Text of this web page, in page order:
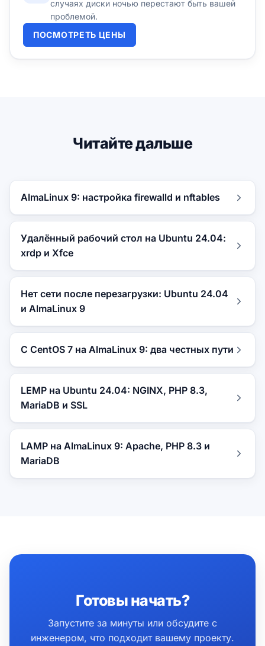
случаях диски ночью перестают быть вашей
проблемой.
ПОСМОТРЕТЬ ЦЕНЫ
Читайте дальше
AlmaLinux 9: настройка firewalld и nftables
Удалённый рабочий стол на Ubuntu 24.04:
xrdp и Xfce
Нет сети после перезагрузки: Ubuntu 24.04
и AlmaLinux 9
С CentOS 7 на AlmaLinux 9: два честных пути
LEMP на Ubuntu 24.04: NGINX, PHP 8.3,
MariaDB и SSL
LAMP на AlmaLinux 9: Apache, PHP 8.3 и
MariaDB
Готовы начать?
Запустите за минуты или обсудите с
инженером, что подходит вашему проекту.